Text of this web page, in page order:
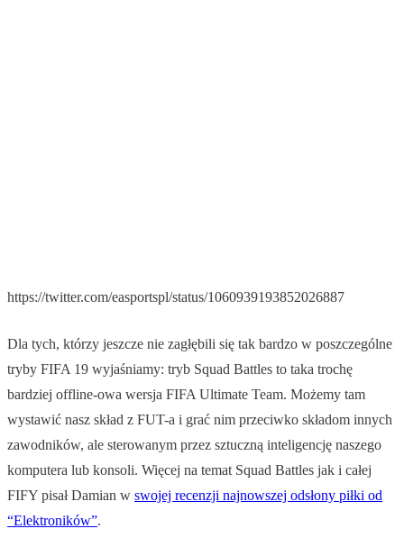
https://twitter.com/easportspl/status/1060939193852026887
Dla tych, którzy jeszcze nie zagłębili się tak bardzo w poszczególne
tryby FIFA 19 wyjaśniamy: tryb Squad Battles to taka trochę
bardziej offline-owa wersja FIFA Ultimate Team. Możemy tam
wystawić nasz skład z FUT-a i grać nim przeciwko składom innych
zawodników, ale sterowanym przez sztuczną inteligencję naszego
komputera lub konsoli. Więcej na temat Squad Battles jak i całej
FIFY pisał Damian w swojej recenzji najnowszej odsłony piłki od
“Elektroników”.